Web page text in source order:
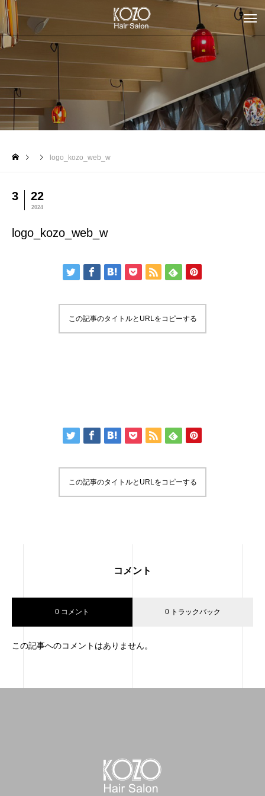
logo_kozo_web_w
3 22
2024
logo_kozo_web_w
この記事のタイトルとURLをコピーする
この記事のタイトルとURLをコピーする
コメント
0 コメント 0 トラックバック
この記事へのコメントはありません。